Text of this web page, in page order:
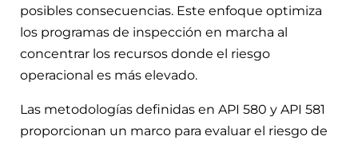
posibles consecuencias. Este enfoque optimiza
los programas de inspección en marcha al
concentrar los recursos donde el riesgo
operacional es más elevado.
Las metodologías definidas en API 580 y API 581
proporcionan un marco para evaluar el riesgo de